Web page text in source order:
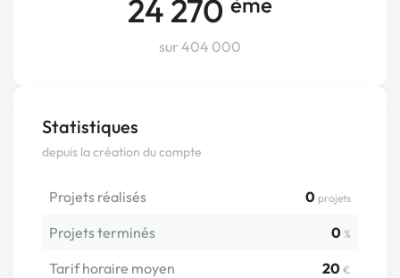
24 270
sur 404 000
Statistiques
depuis la création du compte
Projets réalisés 0 projets
Projets terminés 0 %
Tarif horaire moyen 20 €